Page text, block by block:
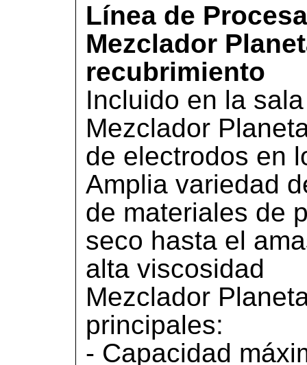
Línea de
Mezclador
recubrimiento
Incluido en la
Mezclador
de electrodos en
Amplia variedad
de materiales de
seco hasta el
alta viscosidad
Mezclador
principales:
- Capacidad